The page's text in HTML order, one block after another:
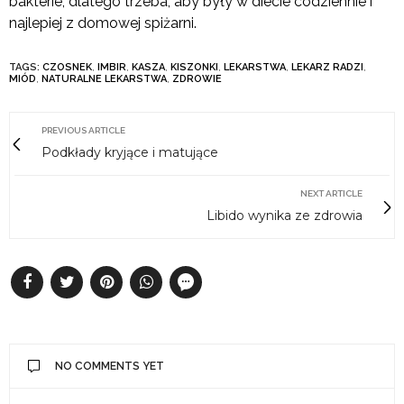
najlepiej z domowej spiżarni.
TAGS: CZOSNEK, IMBIR, KASZA, KISZONKI , LEKARSTWA, LEKARZ RADZI ,
MIÓD, NATURALNE LEKARSTWA, ZDROWIE
PREVIOUS ARTICLE
Podkłady kryjące i matujące
NEXT ARTICLE
Libido wynika ze zdrowia
NO COMMENTS YET